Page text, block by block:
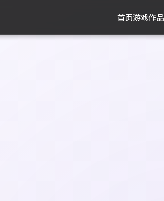
首页游戏作品